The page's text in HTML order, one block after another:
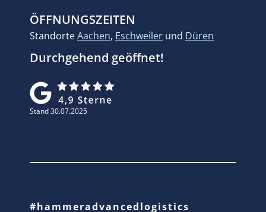
ÖFFNUNGSZEITEN
StandorteAachen, Eschweiler und Düren
Durchgehend geöffnet!
Stand 30.07.2025
#hammeradvancedlogistics